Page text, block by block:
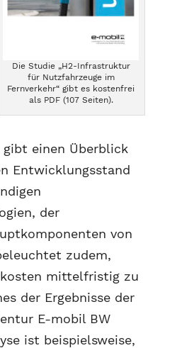
Die Studie „H2-Infrastruktur
für Nutzfahrzeuge im
Fernverkehr“ gibt es kostenfrei
als PDF (107 Seiten).
einen Überblick
Entwicklungsstand
der
von
zudem,
mittelfristig zu
der Ergebnisse der
E-mobil BW
ist beispielsweise,